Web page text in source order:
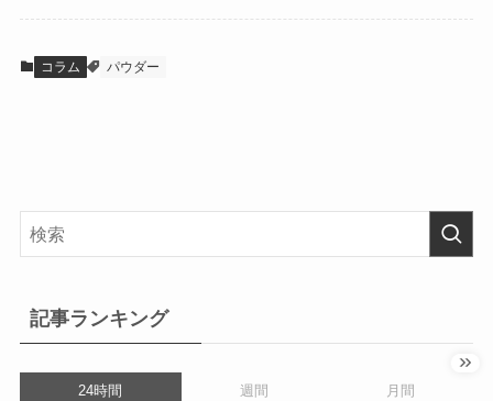
コラム パウダー
記事ランキング
24時間 週間 月間